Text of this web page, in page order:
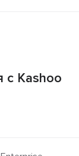
с Kashoo